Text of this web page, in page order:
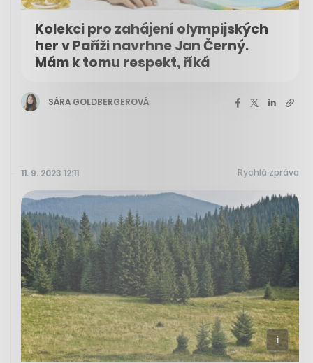
Kolekci pro zahájení olympijských
her v Paříži navrhne Jan Černý.
Mám k tomu respekt, říká
SÁRA GOLDBERGEROVÁ
11. 9. 2023 12:11 Rychlá zpráva